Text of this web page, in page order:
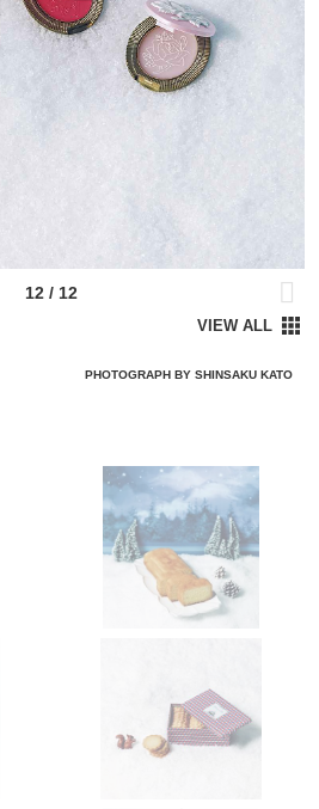
PHOTOGRAPH BY SHINSAKU KATO